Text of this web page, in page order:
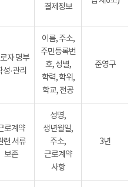
결제정보
자 명부
성·관리
이름, 주소,
주민등록번
호, 성별,
학력, 학위,
학교, 전공
준영구
로계약
련 서류
보존
성명,
생년월일,
주소,
근로계약
사항
3년